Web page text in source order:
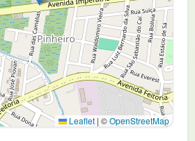
Leaflet | ©OpenStreetMap